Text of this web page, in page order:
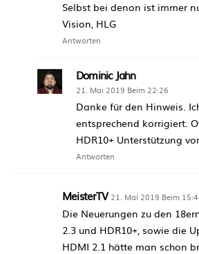
Selbst bei denon ist immer
Vision, HLG
Antworten
Dominic Jahn
21. Mai 2019 Beim 22:26
Danke für den Hinweis.
entsprechend korrigiert.
HDR10+ Unterstützung
Antworten
MeisterTV 21. Mai 2019 Beim
Die Neuerungen zu den
2.3 und HDR10+, sowie die
HDMI 2.1 hätte man schon